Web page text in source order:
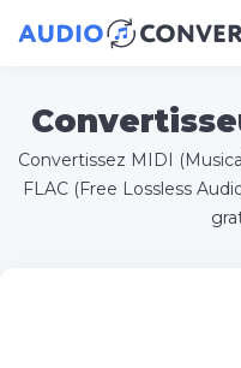
Convertissez MIDI
FLAC (Free Lossless